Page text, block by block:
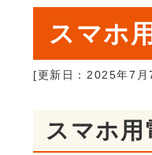
スマホ
[更新日： 2025年7月
スマホ用